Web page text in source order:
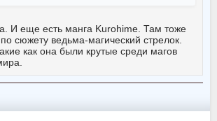
И еще есть манга Kurohime. Там тоже
сюжету ведьма-магический стрелок.
как она были крутые среди магов